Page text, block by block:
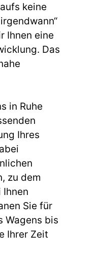
keine
Ihnen eine
Das
in Ruhe
Ihres
zu dem
Ihnen
Sie für
Wagens bis
Ihrer Zeit